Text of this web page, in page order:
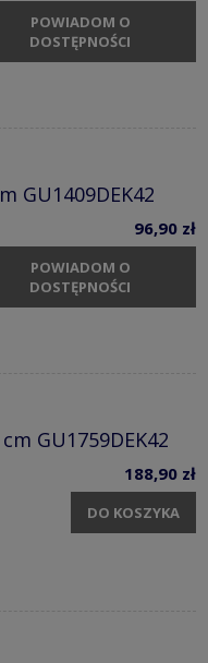
POWIADOM O
DOSTĘPNOŚCI
GU1409DEK42
96,90 zł
POWIADOM O
DOSTĘPNOŚCI
GU1759DEK42
188,90 zł
DO KOSZYKA